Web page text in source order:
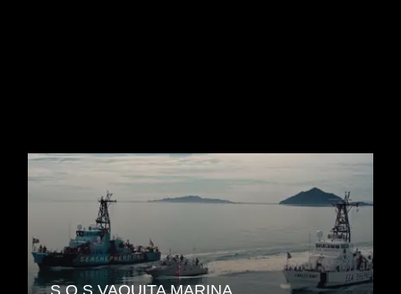
S.O.S VAQUITA MARINA